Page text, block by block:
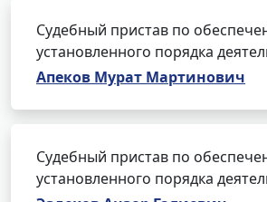
Судебный пристав по
установленного порядка
Апеков Мурат Мартинович
Судебный пристав по
установленного порядка